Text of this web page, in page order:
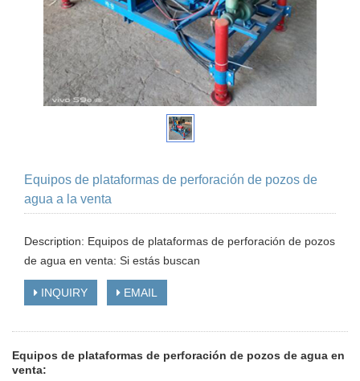
Equipos de plataformas de perforación de pozos de
agua a la venta
Description: Equipos de plataformas de perforación de pozos
de agua en venta: Si estás buscan
INQUIRY EMAIL
Equipos de plataformas de perforación de pozos de agua en
venta: